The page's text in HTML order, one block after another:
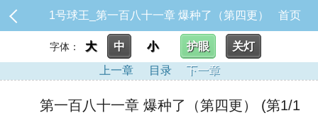
1号球王_第一百八十一章 爆种了（第四更） 首页
字体： 大 中 小 护眼
关灯
上一章
目录 下一章
第一百八十一章 爆种了（第四更） (第1/1